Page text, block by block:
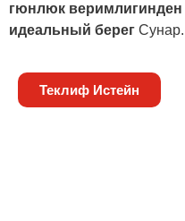
гюнлюк веримлигинден
идеальный берег Сунар.
Теклиф Истейн